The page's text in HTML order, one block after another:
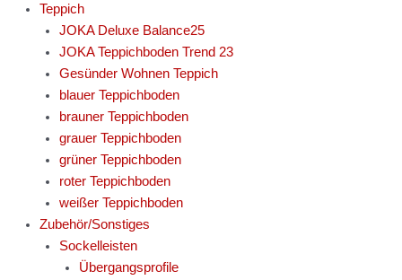
Teppich
JOKA Deluxe Balance25
JOKA Teppichboden Trend 23
Gesünder Wohnen Teppich
blauer Teppichboden
brauner Teppichboden
grauer Teppichboden
grüner Teppichboden
roter Teppichboden
weißer Teppichboden
Zubehör/Sonstiges
Sockelleisten
Übergangsprofile